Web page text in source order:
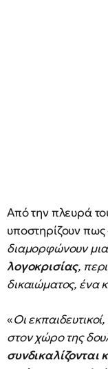
Από την πλευρά
υποστηρίζουν πως
διαμορφώνουν μια
λογοκρισίας,
δικαιώματος, ένα
«Οι
στον χώρο της
συνδικαλίζονται